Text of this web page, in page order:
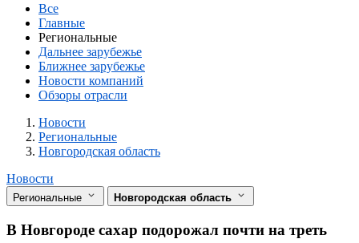
Все
Главные
Региональные
Дальнее зарубежье
Ближнее зарубежье
Новости компаний
Обзоры отрасли
Новости
Разделы
Новости
Региональные
Новгородская область
Новости
Региональные Новгородская область
В Новгороде сахар подорожал почти на треть